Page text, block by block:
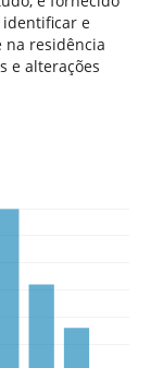
e
residência
e alterações